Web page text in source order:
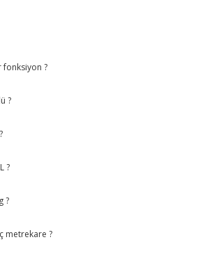
fonksiyon ?
?
?
?
metrekare ?